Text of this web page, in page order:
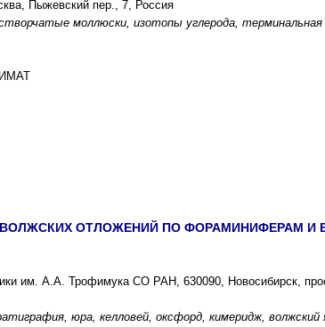
Пыжевский пер., 7, Россия
моллюски, изотопы углерода,
ВОЛЖСКИХ ОТЛОЖЕНИЙ ПО ФОРАМИНИФЕРАМ
им. А.А. Трофимука СО РАН, 630090, Новосибирск,
юра, келловей, оксфорд, кимеридж, волжский